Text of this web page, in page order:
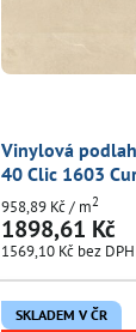
Vinylová
40 Clic 1603
1898,61 Kč
1569,10 Kč bez DPH
958,89 Kč/ m2
SKLADEM V ČR